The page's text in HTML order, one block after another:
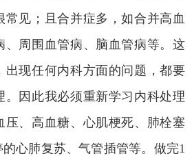
常见；且合并症多，如合并高血
、周围血管病、脑血管病等。这
出现任何内科方面的问题，都要
。因此我必须重新学习内科处理
压、高血糖、心肌梗死、肺栓塞
心肺复苏、气管插管等。做完1